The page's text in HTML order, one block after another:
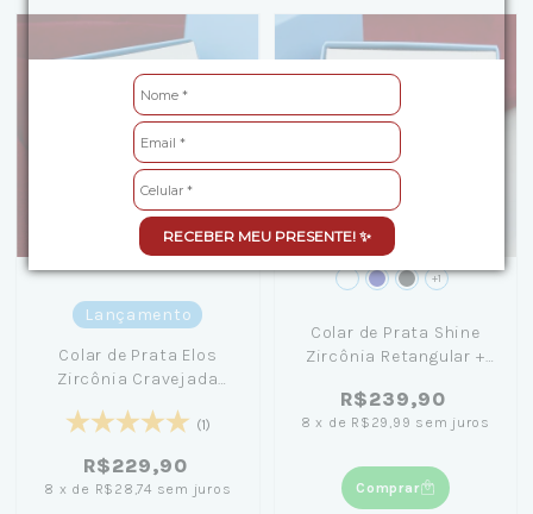
RECEBER MEU PRESENTE! ✨
Lançamento
Colar de Prata Elos
Zircônia Cravejada
(1)
R$229,90
8 x de R$28,74 sem juros
+1
Colar de Prata Shine
Zircônia Retangular +
R$239,90
8 x de R$29,99 sem juros
Comprar